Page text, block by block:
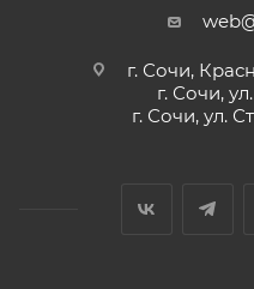
г. Сочи,
г. Сочи,
г. Сочи, ул.